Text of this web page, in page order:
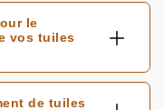
le
vos tuiles
de tuiles